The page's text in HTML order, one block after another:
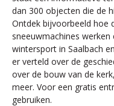
dan 300 objecten die de
Ontdek bijvoorbeeld hoe
sneeuwmachines
wintersport in Saalbach
er verteld over de
over de bouw van de
meer. Voor een gratis
gebruiken.